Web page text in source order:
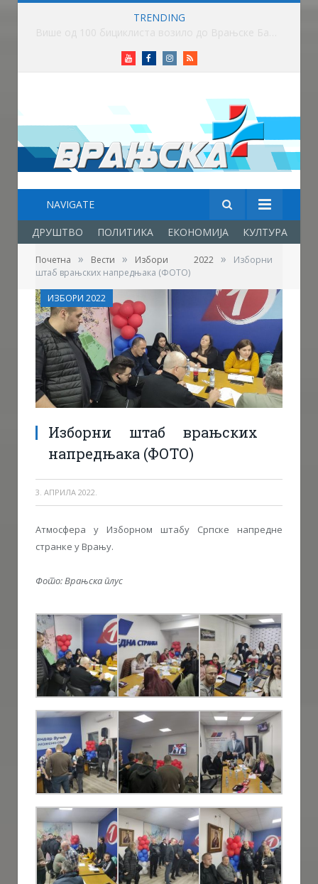
TRENDING
YoutubeFacebookInstagram
RSS
NAVIGATE
ДРУШТВО ПОЛИТИКА ЕКОНОМИЈА КУЛТУРА
Почетна » Вести » Избори 2022 »
Изборни
штаб врањских напредњака (ФОТО)
Изборни штаб врањских
напредњака (ФОТО)
3. АПРИЛА 2022.
ИЗБОРИ 2022
Атмосфера у Изборном штабу Српске напредне
странке у Врању.
Фото: Врањска плус